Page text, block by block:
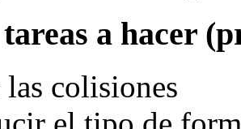
a hacer
colisiones